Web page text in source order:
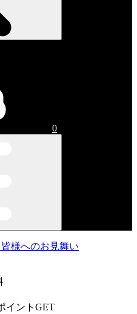
0
様へのお見舞い
イントGET